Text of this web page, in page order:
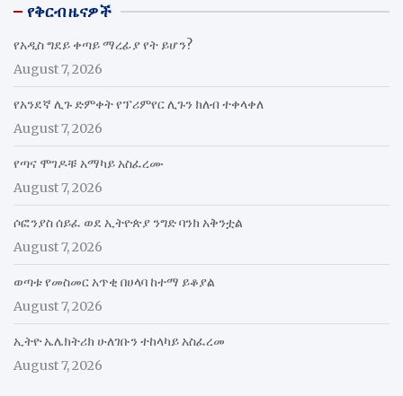
የቅርብ ዜናዎች
የአዲስ ግደይ ቀጣይ ማረፊያ የት ይሆን?
August 7, 2026
የአንደኛ ሊጉ ድምቀት የፕሪምየር ሊጉን ክለብ ተቀላቀለ
August 7, 2026
የጣና ሞገዶቹ አማካይ አስፈረሙ
August 7, 2026
ሶፎንያስ ሰይፈ ወደ ኢትዮጵያ ንግድ ባንክ አቅንቷል
August 7, 2026
ወጣቱ የመስመር አጥቂ በሀላባ ከተማ ይቆያል
August 7, 2026
ኢትዮ ኤሌክትሪክ ሁለገቡን ተከላካይ አስፈረመ
August 7, 2026